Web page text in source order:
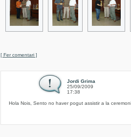
[ Fer comentari ]
Jordi Grima
25/09/2009
17:38
Hola Nois, Sento no haver pogut assistir a la